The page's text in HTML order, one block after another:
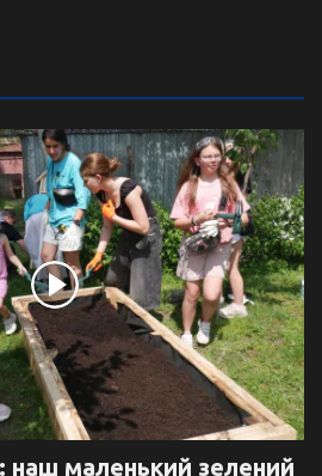
наш маленький зелений